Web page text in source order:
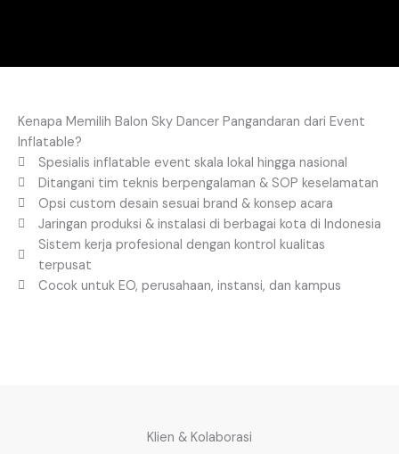
Kenapa Memilih Balon Sky Dancer Pangandaran dari Event
Inflatable?
Spesialis inflatable event skala lokal hingga nasional
Ditangani tim teknis berpengalaman & SOP keselamatan
Opsi custom desain sesuai brand & konsep acara
Jaringan produksi & instalasi di berbagai kota di Indonesia
Sistem kerja profesional dengan kontrol kualitas
terpusat
Cocok untuk EO, perusahaan, instansi, dan kampus
Klien & Kolaborasi